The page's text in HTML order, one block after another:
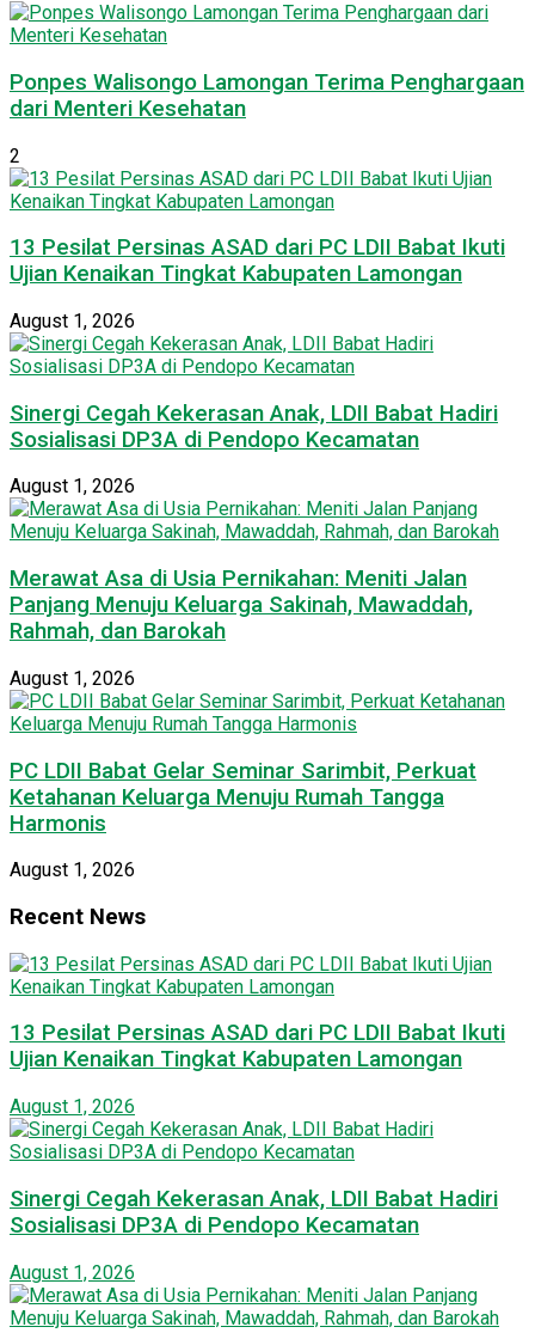
Ponpes Walisongo Lamongan Terima Penghargaan
dari Menteri Kesehatan
2
13 Pesilat Persinas ASAD dari PC LDII Babat Ikuti
Ujian Kenaikan Tingkat Kabupaten Lamongan
August 1, 2026
Sinergi Cegah Kekerasan Anak, LDII Babat Hadiri
Sosialisasi DP3A di Pendopo Kecamatan
August 1, 2026
Merawat Asa di Usia Pernikahan: Meniti Jalan
Panjang Menuju Keluarga Sakinah, Mawaddah,
Rahmah, dan Barokah
August 1, 2026
PC LDII Babat Gelar Seminar Sarimbit, Perkuat
Ketahanan Keluarga Menuju Rumah Tangga
Harmonis
August 1, 2026
Recent News
13 Pesilat Persinas ASAD dari PC LDII Babat Ikuti
Ujian Kenaikan Tingkat Kabupaten Lamongan
August 1, 2026
Sinergi Cegah Kekerasan Anak, LDII Babat Hadiri
Sosialisasi DP3A di Pendopo Kecamatan
August 1, 2026